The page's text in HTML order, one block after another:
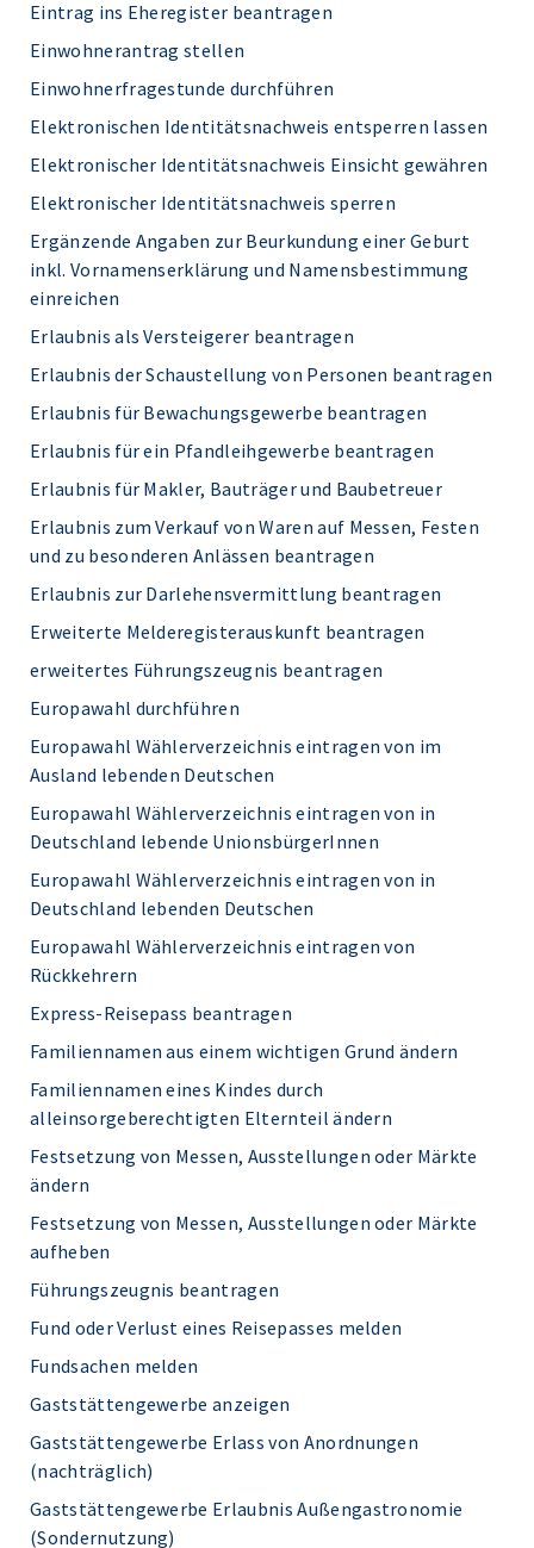
Eintrag ins Eheregister beantragen
Einwohnerantrag stellen
Einwohnerfragestunde durchführen
Elektronischen Identitätsnachweis entsperren lassen
Elektronischer Identitätsnachweis Einsicht gewähren
Elektronischer Identitätsnachweis sperren
Ergänzende Angaben zur Beurkundung einer Geburt
inkl. Vornamenserklärung und Namensbestimmung
einreichen
Erlaubnis als Versteigerer beantragen
Erlaubnis der Schaustellung von Personen beantragen
Erlaubnis für Bewachungsgewerbe beantragen
Erlaubnis für ein Pfandleihgewerbe beantragen
Erlaubnis für Makler, Bauträger und Baubetreuer
Erlaubnis zum Verkauf von Waren auf Messen, Festen
und zu besonderen Anlässen beantragen
Erlaubnis zur Darlehensvermittlung beantragen
Erweiterte Melderegisterauskunft beantragen
erweitertes Führungszeugnis beantragen
Europawahl durchführen
Europawahl Wählerverzeichnis eintragen von im
Ausland lebenden Deutschen
Europawahl Wählerverzeichnis eintragen von in
Deutschland lebende UnionsbürgerInnen
Europawahl Wählerverzeichnis eintragen von in
Deutschland lebenden Deutschen
Europawahl Wählerverzeichnis eintragen von
Rückkehrern
Express-Reisepass beantragen
Familiennamen aus einem wichtigen Grund ändern
Familiennamen eines Kindes durch
alleinsorgeberechtigten Elternteil ändern
Festsetzung von Messen, Ausstellungen oder Märkte
ändern
Festsetzung von Messen, Ausstellungen oder Märkte
aufheben
Führungszeugnis beantragen
Fund oder Verlust eines Reisepasses melden
Fundsachen melden
Gaststättengewerbe anzeigen
Gaststättengewerbe Erlass von Anordnungen
(nachträglich)
Gaststättengewerbe Erlaubnis Außengastronomie
(Sondernutzung)